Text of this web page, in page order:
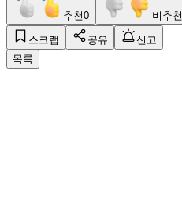
추천0 비추천
스크랩 공유
신고
목록